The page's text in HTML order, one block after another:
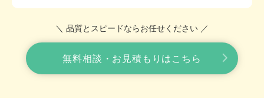
＼ 品質とスピードならお任せください ／
無料相談・お見積もりはこちら